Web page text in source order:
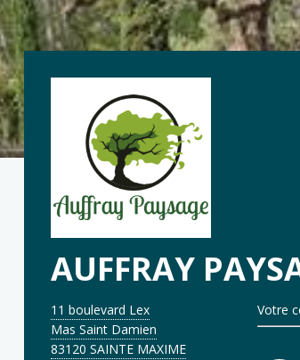
AUFFRAY
11 boulevard Lex
Mas Saint Damien
83120 SAINTE MAXIME
Votre